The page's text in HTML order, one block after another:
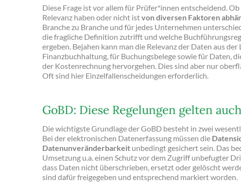
Diese Frage ist vor allem für Prüfer*innen entscheidend.
Relevanz haben oder nicht istvon diversen Faktoren
Branche zu Branche und für jedes Unternehmen
die fragliche Definition zutrifft und welche
ergeben. Bejahen kann man die Relevanz der Daten aus der
Finanzbuchhaltung, für Buchungsbelege sowie für Daten,
der Kostenrechnung hervorgehen. Dies sind aber nur
Oft sind hier Einzelfallenscheidungen erforderlich.
GoBD: Diese Regelungen gelten
Die wichtigste Grundlage der GoBD besteht in zwei
Bei der elektronischen Datenerfassung müssen die
Datenunveränderbarkeit unbedingt gesichert sein. Das
Umsetzung u.a. einen Schutz vor dem Zugriff unbefugter
dass Daten nicht überschrieben, ersetzt oder gelöscht
sind dafür freigegeben und entsprechend markiert worden.